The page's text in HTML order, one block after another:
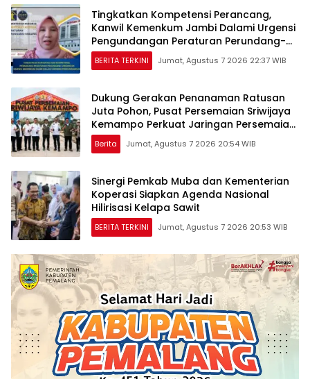
Tingkatkan Kompetensi Perancang,
Kanwil Kemenkum Jambi Dalami Urgensi
Pengundangan Peraturan Perundang-
undangan
BERITA TERKINI Jumat, Agustus 7 2026 22:37 WIB
Dukung Gerakan Penanaman Ratusan
Juta Pohon, Pusat Persemaian Sriwijaya
Kemampo Perkuat Jaringan Persemaian
Nasional*
Berita Jumat, Agustus 7 2026 20:54 WIB
Sinergi Pemkab Muba dan Kementerian
Koperasi Siapkan Agenda Nasional
Hilirisasi Kelapa Sawit
BERITA TERKINI Jumat, Agustus 7 2026 20:53 WIB